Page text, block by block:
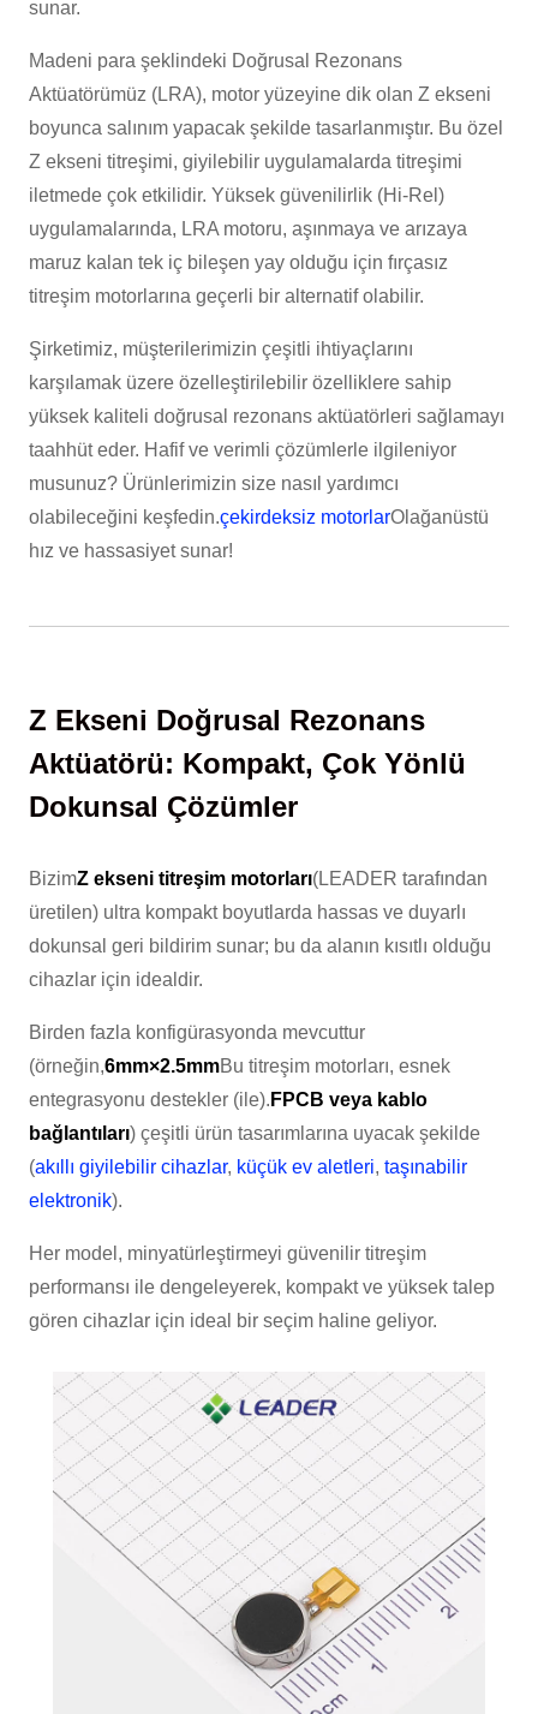
sunar.
Madeni para şeklindeki Doğrusal Rezonans
Aktüatörümüz (LRA), motor yüzeyine dik olan Z ekseni
boyunca salınım yapacak şekilde tasarlanmıştır. Bu özel
Z ekseni titreşimi, giyilebilir uygulamalarda titreşimi
iletmede çok etkilidir. Yüksek güvenilirlik (Hi-Rel)
uygulamalarında, LRA motoru, aşınmaya ve arızaya
maruz kalan tek iç bileşen yay olduğu için fırçasız
titreşim motorlarına geçerli bir alternatif olabilir.
Şirketimiz, müşterilerimizin çeşitli ihtiyaçlarını
karşılamak üzere özelleştirilebilir özelliklere sahip
yüksek kaliteli doğrusal rezonans aktüatörleri sağlamayı
taahhüt eder. Hafif ve verimli çözümlerle ilgileniyor
musunuz? Ürünlerimizin size nasıl yardımcı
olabileceğini keşfedin.çekirdeksiz motorlarOlağanüstü
hız ve hassasiyet sunar!
Z Ekseni Doğrusal Rezonans
Aktüatörü: Kompakt, Çok Yönlü
Dokunsal Çözümler
BizimZ ekseni titreşim motorları(LEADER tarafından
üretilen) ultra kompakt boyutlarda hassas ve duyarlı
dokunsal geri bildirim sunar; bu da alanın kısıtlı olduğu
cihazlar için idealdir.
Birden fazla konfigürasyonda mevcuttur
(örneğin,6mm×2.5mmBu titreşim motorları, esnek
entegrasyonu destekler (ile). FPCB veya kablo
bağlantıları) çeşitli ürün tasarımlarına uyacak şekilde
(akıllı giyilebilir cihazlar, küçük ev aletleri,taşınabilir
elektronik).
Her model, minyatürleştirmeyi güvenilir titreşim
performansı ile dengeleyerek, kompakt ve yüksek talep
gören cihazlar için ideal bir seçim haline geliyor.